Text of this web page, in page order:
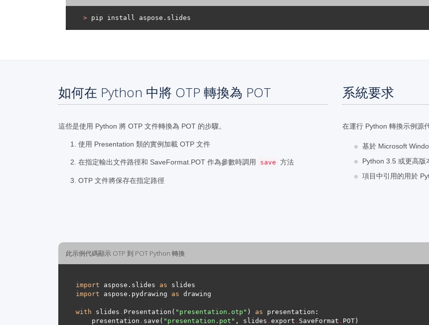
> pip install aspose.slides
如何在 Python 中將 OTP 轉換為 POT
這些是使用 Python 將 OTP 文件轉換為 POT 的步驟。
使用 Presentation 類的實例加載 OTP 文件
在指定輸出文件路徑和 SaveFormat.POT 作為參數時調用 save 方法
OTP 文件將保存在指定路徑
系統要求
在運行 Python 轉換示例源
基於 Microsoft
Python 3.5 或更高版
項目中引用的用於
此示例代碼顯示 OTP 到 POT Python 轉換
import aspose.slides as
import aspose.pydrawing as
with slides . Presentation( "presentation.otp" ) as
    presentation
. save( "presentation.pot" , slides . export . SaveFormat .